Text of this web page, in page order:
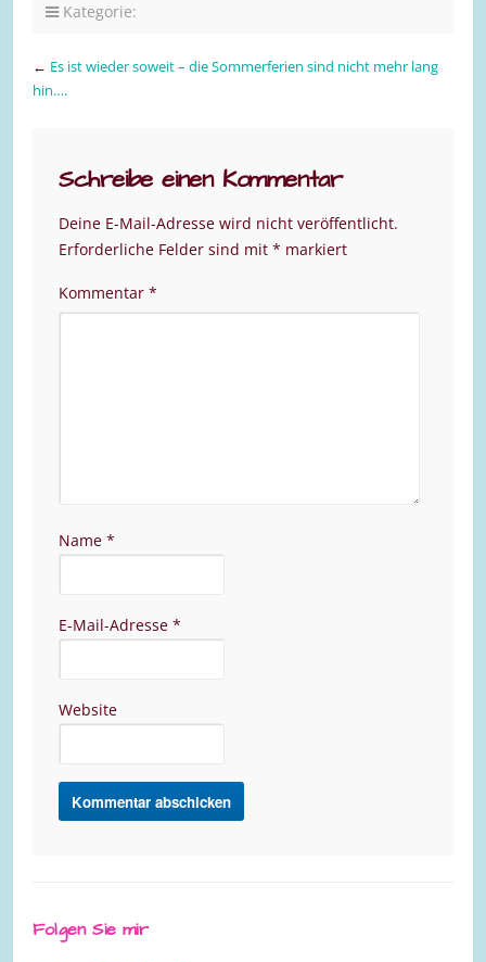
Kategorie:
← Es ist wieder soweit – die Sommerferien sind nicht mehr lang
hin….
Schreibe einen Kommentar
Deine E-Mail-Adresse wird nicht veröffentlicht.
Erforderliche Felder sind mit * markiert
Kommentar *
Name *
E-Mail-Adresse *
Website
Folgen Sie mir